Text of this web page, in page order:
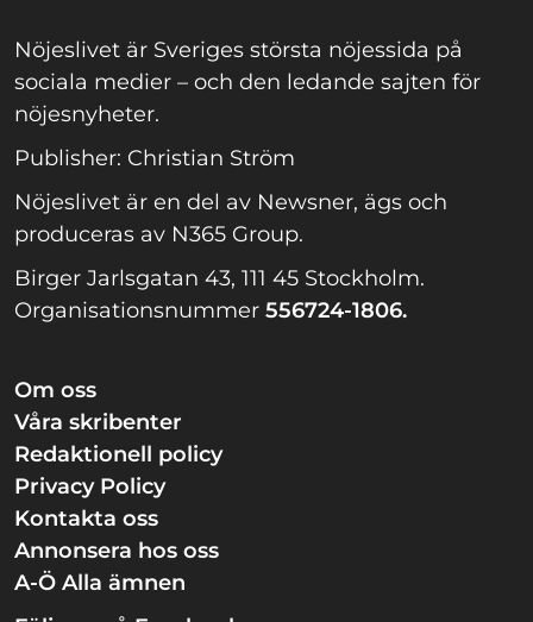
Nöjeslivet är Sveriges största nöjessida på
sociala medier – och den ledande sajten för
nöjesnyheter.
Publisher: Christian Ström
Nöjeslivet är en del av Newsner, ägs och
produceras av N365 Group.
Birger Jarlsgatan 43, 111 45 Stockholm.
Organisationsnummer 556724-1806.
Om oss
Våra skribenter
Redaktionell policy
Privacy Policy
Kontakta oss
Annonsera hos oss
A-Ö Alla ämnen